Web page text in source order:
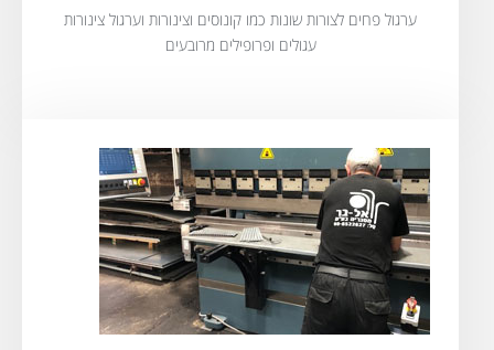
ערגול פחים לצורות שונות כמו קונוסים וצינורות וערגול צינורות
עגולים ופרופילים מרובעים